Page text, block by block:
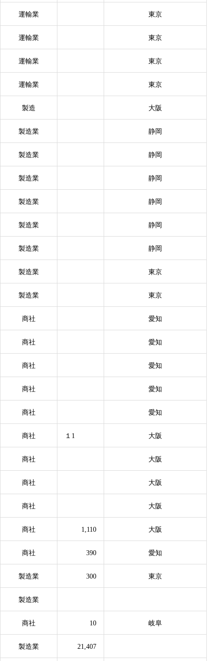
運輸業 東京
運輸業 東京
運輸業 東京
運輸業 東京
製造 大阪
製造業 静岡
製造業 静岡
製造業 静岡
製造業 静岡
製造業 静岡
製造業 静岡
製造業 東京
製造業 東京
商社 愛知
商社 愛知
商社 愛知
商社 愛知
商社 愛知
商社 １1 大阪
商社 大阪
商社 大阪
商社 大阪
商社 1,110 大阪
商社 390 愛知
製造業 300 東京
製造業
商社 10 岐阜
製造業 21,407